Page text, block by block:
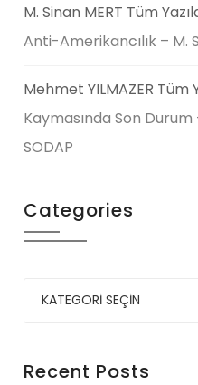
M. Sinan MERT Tüm
Anti-Amerikancılık – M.
Mehmet YILMAZER Tüm
Kaymasında Son Durum
SODAP
Categories
Recent Posts